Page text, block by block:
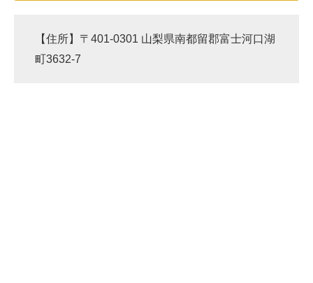
【住所】〒401-0301 山梨県南都留郡富士河口湖
町3632-7